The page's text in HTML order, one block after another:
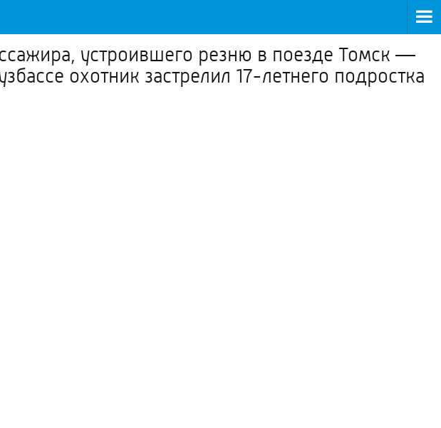
устроившего резню в поезде Томск —
охотник застрелил 17-летнего подростка